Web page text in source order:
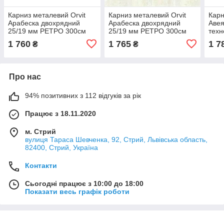
Карниз металевий Orvit
Арабеска двохрядний
25/19 мм РЕТРО 300см
1 760 ₴
Карниз металевий Orvit
Арабеска двохрядний
25/19 мм РЕТРО 300см
1 765₴ 1
Про нас
94% позитивних з 112 відгуків за рік
Працює з 18.11.2020
м. Стрий
вулиця Тараса Шевченка, 92, Стрий, Львівська область,
82400, Стрий, Україна
Контакти
Сьогодні працює з 10:00 до 18:00
Показати весь графік роботи